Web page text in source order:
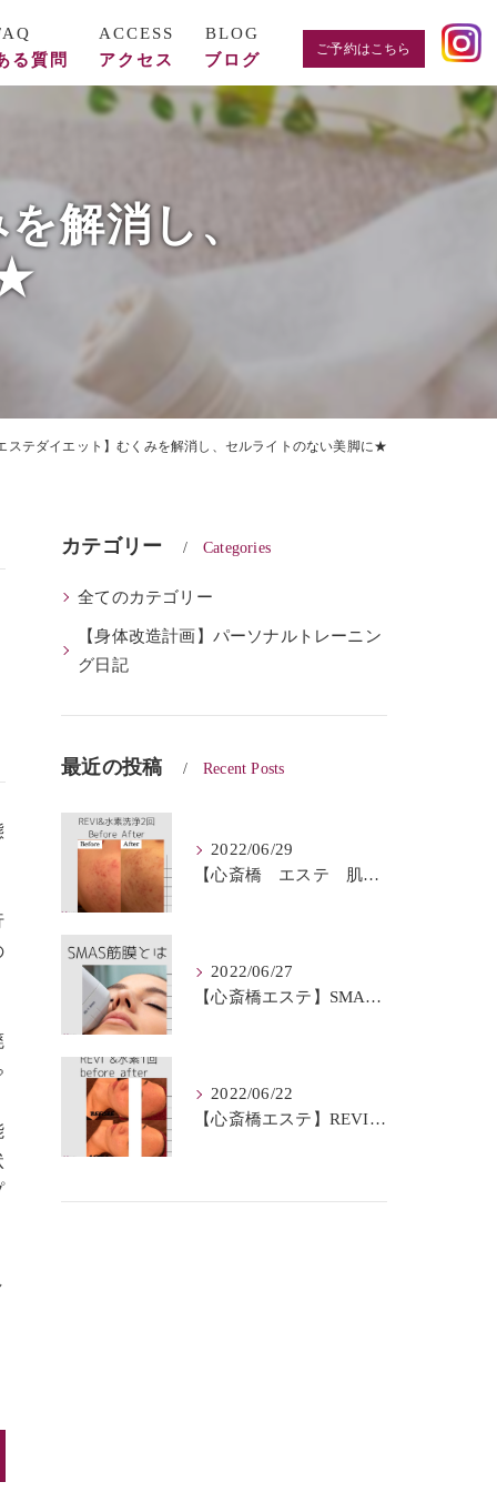
る質問 アクセス ブログ
ご予約はこちら
解消し、
ステダイエット】むくみを解消し、セルライトのない美脚に★
カテゴリー Categories
全てのカテゴリー
【身体改造計画】パーソナルトレーニン
グ日記
最近の投稿 Recent Posts
2022/06/29
【心斎橋 エステ 肌質改善】REVI＆ハイドロフェイシャルBeforeAfter
2022/06/27
【心斎橋エステ】SMAS筋膜とは？
2022/06/22
【心斎橋エステ】REVI＆水素BeforeAfter